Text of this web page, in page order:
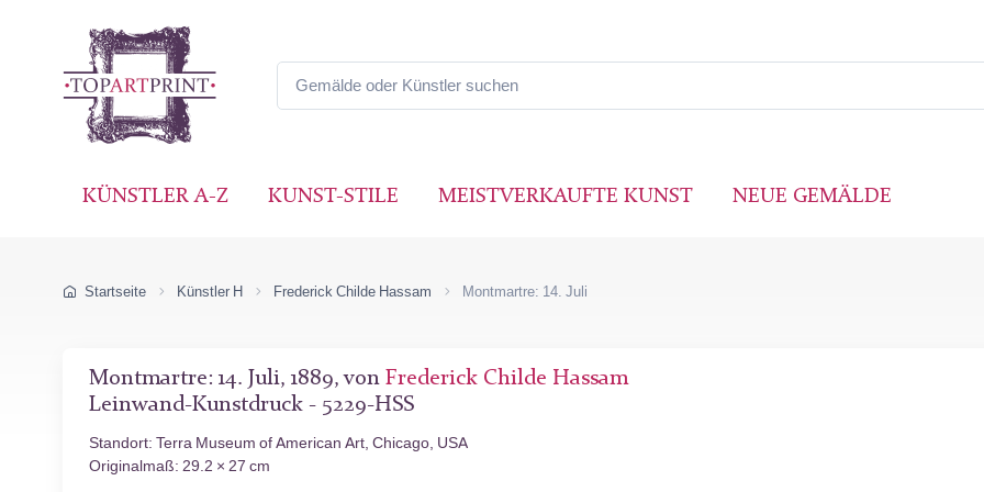
KÜNSTLER A-Z KUNST-STILE MEISTVERKAUFTE KUNST NEUE GEMÄLDE
Startseite Künstler H Frederick Childe Hassam Montmartre: 14. Juli
Montmartre: 14. Juli, 1889, von Frederick Childe Hassam
Leinwand-Kunstdruck - 5229-HSS
Standort: Terra Museum of American Art, Chicago, USA
Originalmaß: 29.2 × 27 cm